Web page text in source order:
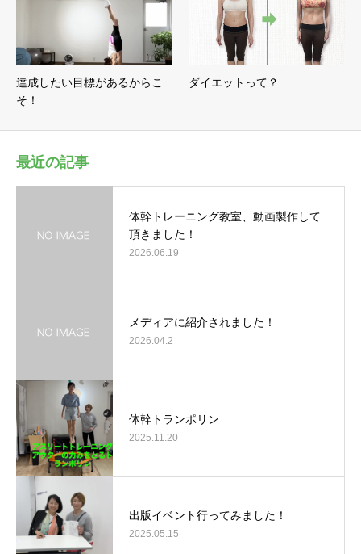
達成したい目標があるからこ
そ！
ダイエットって？
最近の記事
体幹トレーニング教室、動画製作して
頂きました！
2026.06.19
メディアに紹介されました！
2026.04.2
体幹トランポリン
2025.11.20
出版イベント行ってみました！
2025.05.15